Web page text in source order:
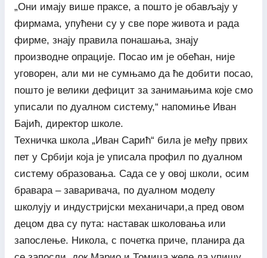
„Они имају више праксе, а пошто је обављају у
фирмама, упућени су у све поре живота и рада
фирме, знају правила понашања, знају
производне опрације. Посао им је обећан, није
уговорен, али ми не сумњамо да ће добити посао,
пошто је велики дефицит за занимањима које смо
уписали по дуалном систему,“ напомиње Иван
Бајић, директор школе.
Техничка школа „Иван Сарић“ била је међу првих
пет у Србији која је уписала профил по дуалном
систему образовања. Сада се у овој школи, осим
бравара – заваривача, по дуалном моделу
школују и индустријски механичари,а пред овом
децом два су пута: наставак школовања или
запослење. Никола, с почетка приче, планира да